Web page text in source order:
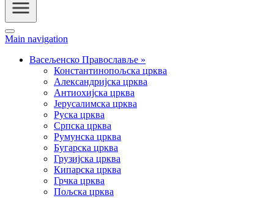
Main navigation
Васељенско Православље »
Константинопољска црква
Александријска црква
Антиохијска црква
Јерусалимска црква
Руска црква
Српска црква
Румунска црква
Бугарска црква
Грузијска црква
Кипарска црква
Грчка црква
Пољска црква